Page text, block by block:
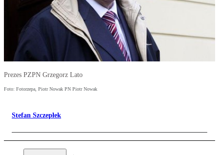
Prezes PZPN Grzegorz Lato
Foto: Fotorzepa, Piotr Nowak PN Piotr Nowak
Stefan Szczepłek